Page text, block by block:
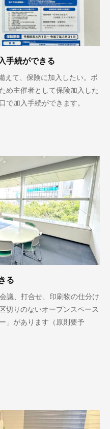
手続ができる
えて、保険に加入したい。ボ
め主催者として保険加入した
で加入手続ができます。
る
議、打合せ、印刷物の仕分け
切りのないオープンスペース
」があります（原則要予